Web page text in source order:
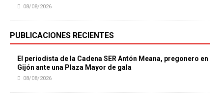
08/08/2026
PUBLICACIONES RECIENTES
El periodista de la Cadena SER Antón Meana, pregonero en
Gijón ante una Plaza Mayor de gala
08/08/2026